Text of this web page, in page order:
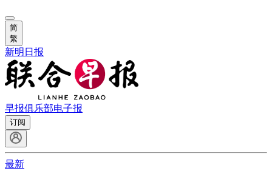
简
繁
新明日报
早报俱乐部电子报
订阅
最新